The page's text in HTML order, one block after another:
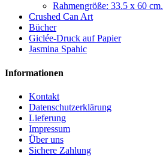
Rahmengröße: 33.5 x 60 cm.
Crushed Can Art
Bücher
Giclée-Druck auf Papier
Jasmina Spahic
Informationen
Kontakt
Datenschutzerklärung
Lieferung
Impressum
Über uns
Sichere Zahlung